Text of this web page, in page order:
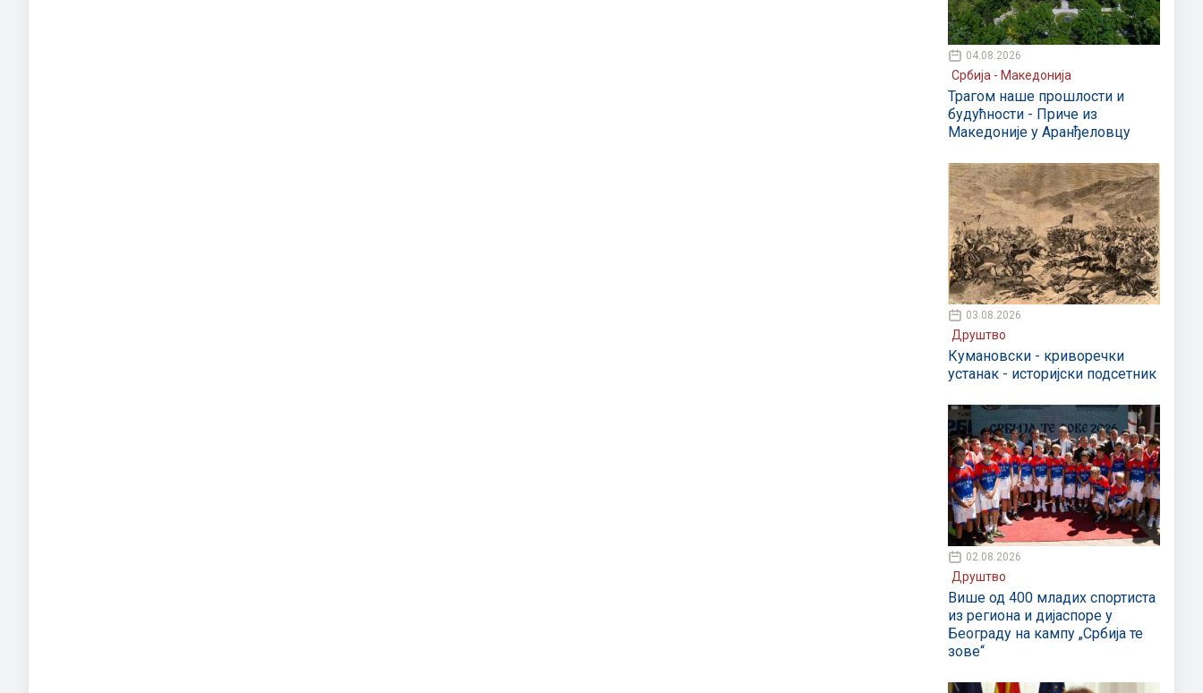
04.08.2026
Србија - Македонија
Трагом наше прошлости и
будућности - Приче из
Македоније у Аранђеловцу
03.08.2026
Друштво
Кумановски - криворечки
устанак - историјски подсетник
02.08.2026
Друштво
Више од 400 младих спортиста
из региона и дијаспоре у
Београду на кампу „Србија те
зове“